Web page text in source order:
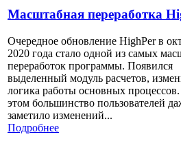
Масштабная переработка
Очередное обновление HighPer в
2020 года стало одной из самых
переработок программы. Появился
выделенный модуль расчетов,
логика работы основных
этом большинство пользователей
заметило изменений...
Подробнее